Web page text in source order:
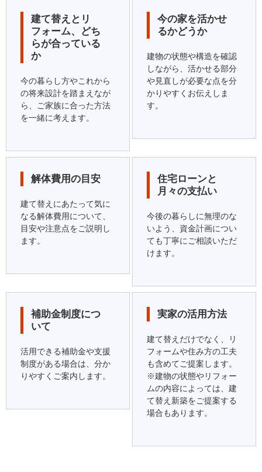
建て替えとリ
フォーム、どち
らが合っている
か
今の暮らし方やこれから
の将来設計を踏まえなが
ら、ご家族に合った方法
を一緒に考えます。
今の家を活かせ
るかどうか
建物の状態や構造を確認
しながら、活かせる部分
や見直しが必要な点を分
かりやすくお伝えしま
す。
解体費用の目安
建て替えにあたって気に
なる解体費用について、
目安や注意点をご説明し
ます。
住宅ローンと
月々の支払い
今後の暮らしに無理のな
いよう、資金計画につい
ても丁寧にご相談いただ
けます。
補助金制度につ
いて
活用できる補助金や支援
制度がある場合は、分か
りやすくご案内します。
実家の活用方法
建て替えだけでなく、リ
フォームや住み方の工夫
も含めてご提案します。
※建物の状態やリフォー
ムの内容によっては、建
て替え新築をご提案する
場合もあります。